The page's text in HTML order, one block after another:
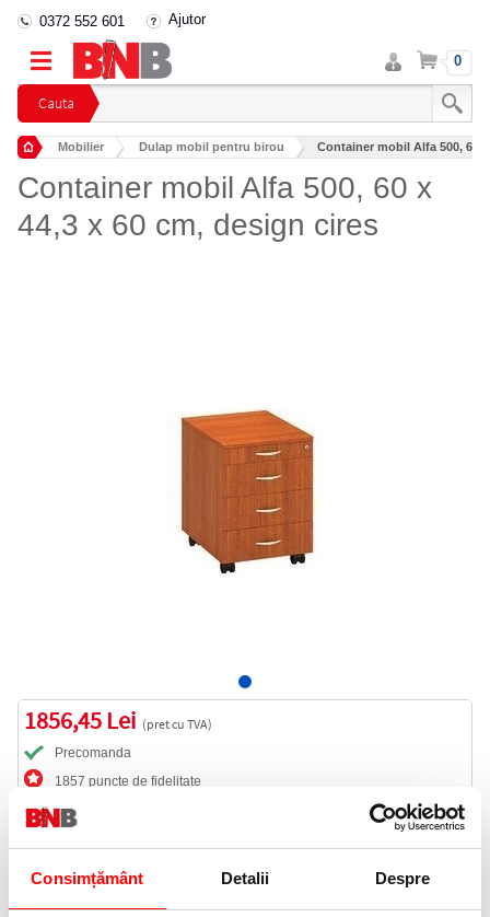
Consimțământ Detalii Despre
Cauta
0372 552 601 Ajutor
Intra
in
cont
Cos 0
Mobilier Dulap mobil pentru birou Container mobil Alfa 500, 60
Container mobil Alfa 500, 60 x
44,3 x 60 cm, design cires
1856,45 Lei (pret cu TVA)
Precomanda
1857 puncte de fidelitate
Cod produs:M2291276